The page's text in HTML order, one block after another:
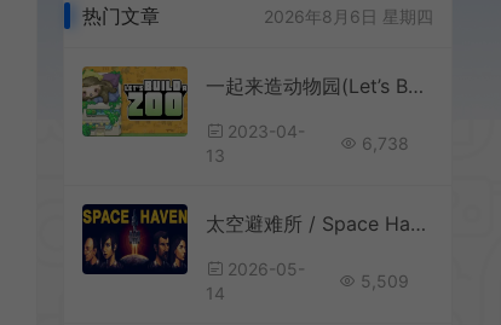
热门文章 2026年8月6日 星期四
一起来造动物园(Let’s Build a Zoo)模拟经营游戏|下载
2023-04-
13
6,738
太空避难所 / Space Haven 殖民地模拟经营
2026-05-
14
5,509